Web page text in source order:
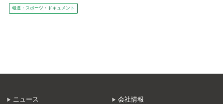
報道・スポーツ・ドキュメント
ニュース
会社情報